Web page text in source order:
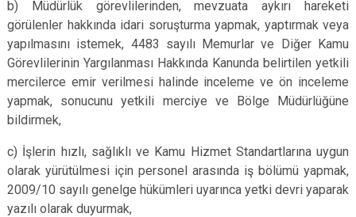
b) Müdürlük görevlilerinden, mevzuata aykırı hareketi
görülenler hakkında idari soruşturma yapmak, yaptırmak veya
yapılmasını istemek, 4483 sayılı Memurlar ve Diğer Kamu
Görevlilerinin Yargılanması Hakkında Kanunda belirtilen yetkili
mercilerce emir verilmesi halinde inceleme ve ön inceleme
yapmak, sonucunu yetkili merciye ve Bölge Müdürlüğüne
bildirmek,
c) İşlerin hızlı, sağlıklı ve Kamu Hizmet Standartlarına uygun
olarak yürütülmesi için personel arasında iş bölümü yapmak,
2009/10 sayılı genelge hükümleri uyarınca yetki devri yaparak
yazılı olarak duyurmak,